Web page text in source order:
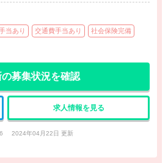
当あり 交通費手当あり 社会保険完備
募集状況を確認
求人情報を見る
2024年04月22日 更新